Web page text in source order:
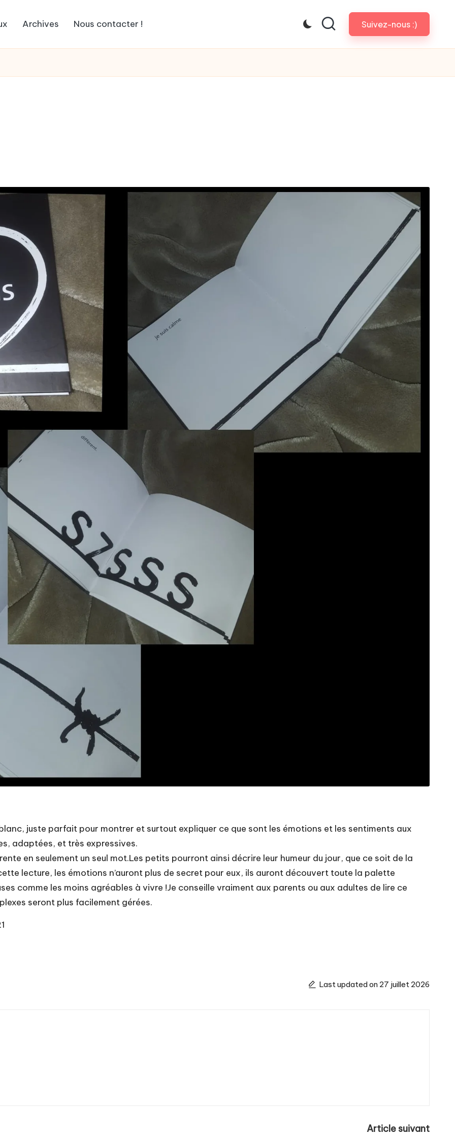
Archives Nous contacter ! Suivez-nous :)
juste parfait pour montrer et surtout expliquer ce que sont les émotions et les sentiments aux
adaptées, et très expressives.
en seulement un seul mot.Les petits pourront ainsi décrire leur humeur du jour, que ce soit de la
lecture, les émotions n’auront plus de secret pour eux, ils auront découvert toute la palette
comme les moins agréables à vivre !Je conseille vraiment aux parents ou aux adultes de lire ce
seront plus facilement gérées.
Last updated on 27 juillet 2026
Article suivant